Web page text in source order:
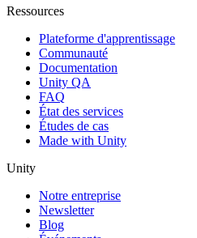
Ressources
Plateforme d'apprentissage
Communauté
Documentation
Unity QA
FAQ
État des services
Études de cas
Made with Unity
Unity
Notre entreprise
Newsletter
Blog